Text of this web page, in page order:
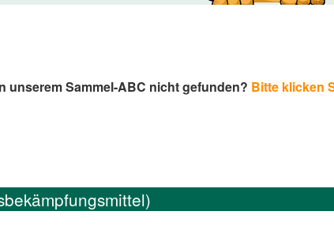
unserem Sammel-ABC nicht gefunden? Bitte klicken